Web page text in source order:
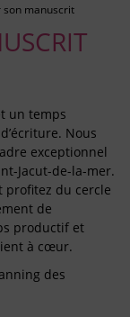
manuscrit
un temps
Nous
exceptionnel
Jacut-de-la-mer.
profitez du cercle
de
productif et
à cœur.
des